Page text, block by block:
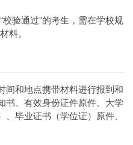
验通过”的考生，需在学校规
料。
间和地点携带材料进行报到和
书、有效身份证件原件、大学
毕业证书（学位证）原件、